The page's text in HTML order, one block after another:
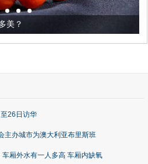
美？
26日访华
主办城市为澳大利亚布里斯班
厢外水有一人多高 车厢内缺氧